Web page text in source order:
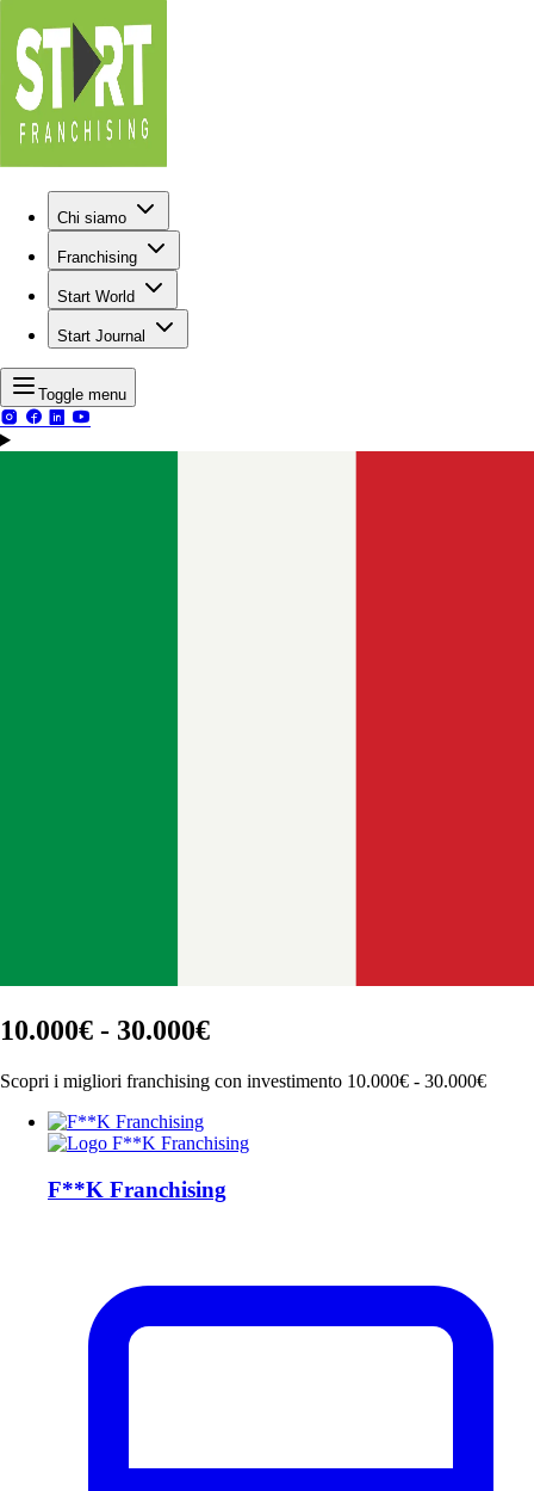
Chi siamo
Franchising
Start World
Start Journal
Toggle menu
10.000€ - 30.000€
Scopri i migliori franchising con investimento 10.000€ - 30.000€
F**K Franchising